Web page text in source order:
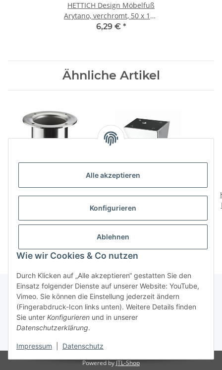
Alle akzeptieren
Konfigurieren
Ablehnen
Wie wir Cookies & Co nutzen
Durch Klicken auf „Alle akzeptieren“ gestatten Sie den
Einsatz folgender Dienste auf unserer Website: YouTube,
Vimeo. Sie können die Einstellung jederzeit ändern
(Fingerabdruck-Icon links unten). Weitere Details finden
Sie unter Konfigurieren und in unserer
Datenschutzerklärung.
Impressum Datenschutz
HETTICH Design Möbelfuß
Arytano, verchromt, 50 x 100
mm
6,29 € *
Ähnliche Artikel
HETTICH Design
HETTICH Design
Möbelfuß Gaja,
Edelstahl-Optik, 70 x 70
x 100 mm
Über uns
Powered byJTL-Shop